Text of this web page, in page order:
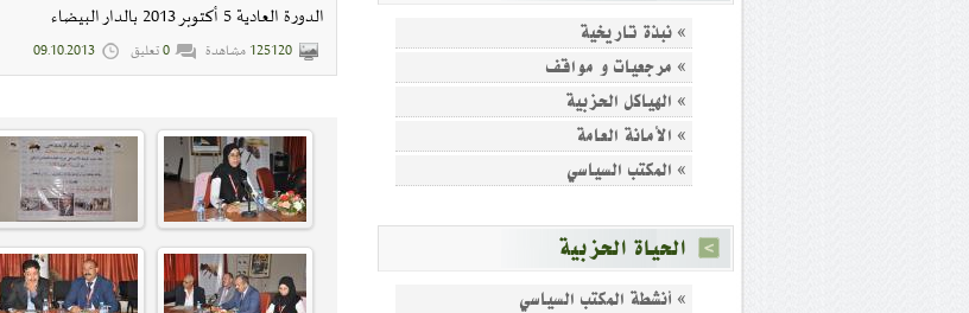
» نبذة تاريخية
» مرجعيات و مواقف
» الهياكل الحزبية
» الأمانة العامة
» المكتب السياسي
الحياة الحزبية
» أنشطة المكتب السياسي
الدورة العادية 5 أكتوبر 2013 بالدار البيضاء
125120مشاهدة 0تعليق 09.10.2013